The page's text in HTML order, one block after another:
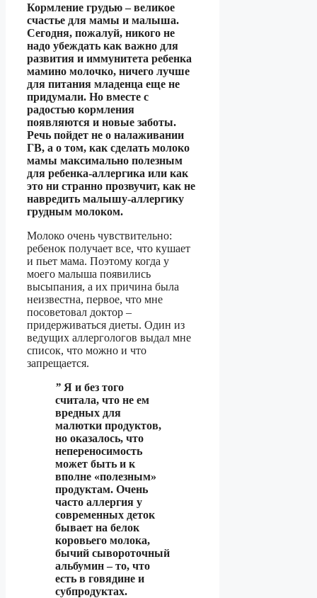
Кормление грудью – великое
счастье для мамы и малыша.
Сегодня, пожалуй, никого не
надо убеждать как важно для
развития и иммунитета ребенка
мамино молочко, ничего лучше
для питания младенца еще не
придумали. Но вместе с
радостью кормления
появляются и новые заботы.
Речь пойдет не о налаживании
ГВ, а о том, как сделать молоко
мамы максимально полезным
для ребенка-аллергика или как
это ни странно прозвучит, как не
навредить малышу-аллергику
грудным молоком.
Молоко очень чувствительно:
ребенок получает все, что кушает
и пьет мама. Поэтому когда у
моего малыша появились
высыпания, а их причина была
неизвестна, первое, что мне
посоветовал доктор –
придерживаться диеты. Один из
ведущих аллергологов выдал мне
список, что можно и что
запрещается.
” Я и без того
считала, что не ем
вредных для
малютки продуктов,
но оказалось, что
непереносимость
может быть и к
вполне «полезным»
продуктам. Очень
часто аллергия у
современных деток
бывает на белок
коровьего молока,
бычий сывороточный
альбумин – то, что
есть в говядине и
субпродуктах.